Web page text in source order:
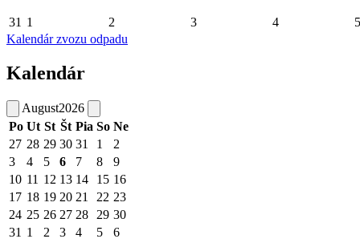
31 1 2 3 4
5
Kalendár zvozu odpadu
Kalendár
August2026
Po Ut St Št Pia So Ne
27 28 29 30 31 1
2
3
4 5 6 7 8
9
10 11 12 13 14 15 16
17 18 19 20 21 22 23
24 25 26 27 28 29 30
31 1 2 3 4 5 6